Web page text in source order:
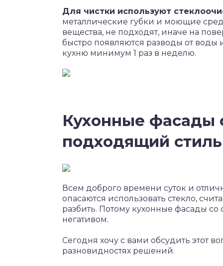
Для чистки используют
металлические губки и моющие
вещества, не подходят, иначе на
быстро появляются разводы от воды
кухню минимум 1 раз в неделю.
Кухонные фасады
подходящий стиль
Всем доброго времени суток и
опасаются использовать стекло,
разбить. Потому кухонные фасады
негативом.
Сегодня хочу с вами обсудить этот
разновидностях решений.